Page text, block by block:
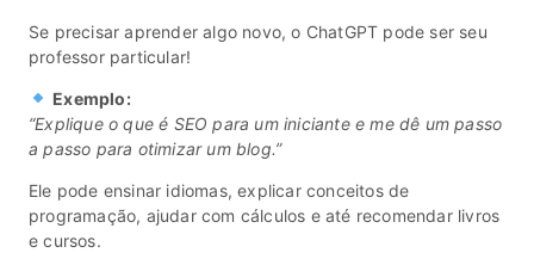
Se precisar aprender algo novo, o ChatGPT pode ser seu
professor particular!
Exemplo:
“Explique o que é SEO para um iniciante e me dê um passo
a passo para otimizar um blog.”
Ele pode ensinar idiomas, explicar conceitos de
programação, ajudar com cálculos e até recomendar livros
e cursos.